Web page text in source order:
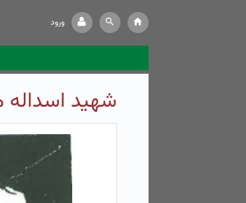
ورود
شهید اسداله